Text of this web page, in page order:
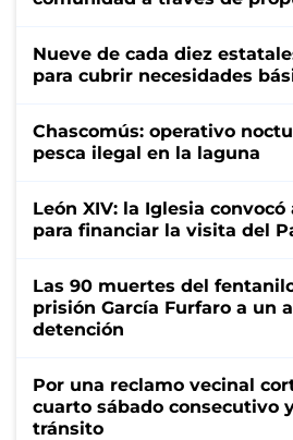
Nueve de cada diez
para cubrir necesidades
Chascomús: operativo
pesca ilegal en la laguna
León XIV: la Iglesia
para financiar la visita del
Las 90 muertes del
prisión García Furfaro a un
detención
Por una reclamo vecinal
cuarto sábado consecutivo
tránsito